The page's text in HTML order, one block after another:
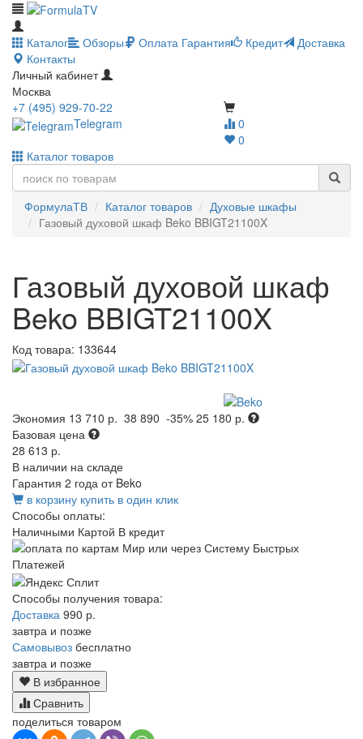
Каталог Обзоры Оплата Гарантия Кредит
Доставка
Контакты
Личный кабинет
Москва
0
0
+7 (495) 929-70-22
Telegram
Каталог товаров
ФормулаТВ Каталог товаров
Духовые шкафы
Газовый духовой шкаф Beko BBIGT21100X
Газовый духовой шкаф
Beko BBIGT21100X
Код товара: 133644
Экономия 13 710 р. 38 890 -35% 25 180 р.
Базовая цена
28 613 р.
В наличии на складе
Гарантия 2 года от Beko
в корзину купить в один клик
Способы оплаты:
Наличными Картой В кредит
Способы получения товара:
Доставка 990 р.
завтра и позже
Самовывоз бесплатно
завтра и позже
В избранное
Сравнить
поделиться товаром